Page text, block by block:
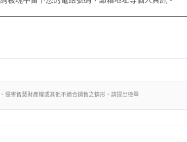
侵害智慧財產權或其他不適合銷售之情形，請提出檢舉